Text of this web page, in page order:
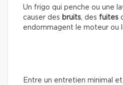
Un frigo qui penche ou une
causer des bruits , des fuites
endommagent le moteur ou
Entre un entretien minimal